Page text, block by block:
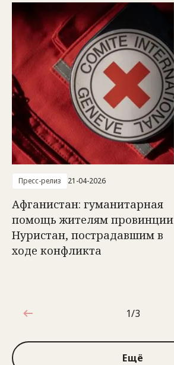
Пресс-релиз 21-04-2026
Афганистан: гуманитарная
помощь жителям провинции
Нуристан, пострадавшим в
ходе конфликта
1 из 3
1/3
Ещё